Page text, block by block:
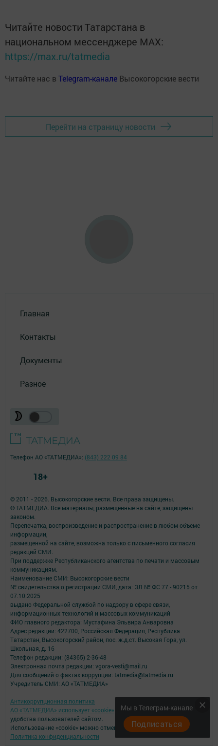
Читайте новости Татарстана в
национальном мессенджере MАХ:
https://max.ru/tatmedia
Читайте нас в Telegram-канале Высокогорские вести
Перейти на страницу новости
Главная
Контакты
Документы
Разное
Мы в Телеграм-канале
Подписаться
© 2011 - 2026. Высокогорские вести. Все права защищены.
© ТАТМЕДИА. Все материалы, размещенные на сайте, защищены
законом.
Перепечатка, воспроизведение и распространение в любом объеме
информации,
размещенной на сайте, возможна только с письменного согласия
редакций СМИ.
При поддержке Республиканского агентства по печати и массовым
коммуникациям.
Наименование СМИ: Высокогорские вести
№ свидетельства о регистрации СМИ, дата: ЭЛ № ФС 77 - 90215 от
07.10.2025
выдано Федеральной службой по надзору в сфере связи,
информационных технологий и массовых коммуникаций
ФИО главного редактора: Мустафина Эльвира Анваровна
Адрес редакции: 422700, Российская Федерация, Республика
Татарстан, Высокогорский район, пос. ж.д.ст. Высокая Гора, ул.
Школьная, д. 16
Телефон редакции: (84365) 2-36-48
Электронная почта редакции: vgora-vesti@mail.ru
Для сообщений о фактах коррупции: tatmedia@tatmedia.ru
Учредитель СМИ: АО «ТАТМЕДИА»
Антикоррупционная политика
АО «ТАТМЕДИА» использует «cookie» для персонализации сервисов и
удобства пользователей сайтом.
Использование «cookie» можно отменить в настройках браузера.
Политика конфиденциальности
Телефон АО «ТАТМЕДИА»: (843) 222 09 84
18+